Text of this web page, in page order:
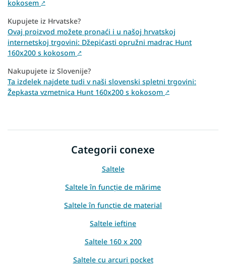
kokosem ↗
Kupujete iz Hrvatske?
Ovaj proizvod možete pronaći i u našoj hrvatskoj
internetskoj trgovini: Džepićasti opružni madrac Hunt
160x200 s kokosom ↗
Nakupujete iz Slovenije?
Ta izdelek najdete tudi v naši slovenski spletni trgovini:
Žepkasta vzmetnica Hunt 160x200 s kokosom ↗
Categorii conexe
Saltele
Saltele în funcție de mărime
Saltele în funcție de material
Saltele ieftine
Saltele 160 x 200
Saltele cu arcuri pocket